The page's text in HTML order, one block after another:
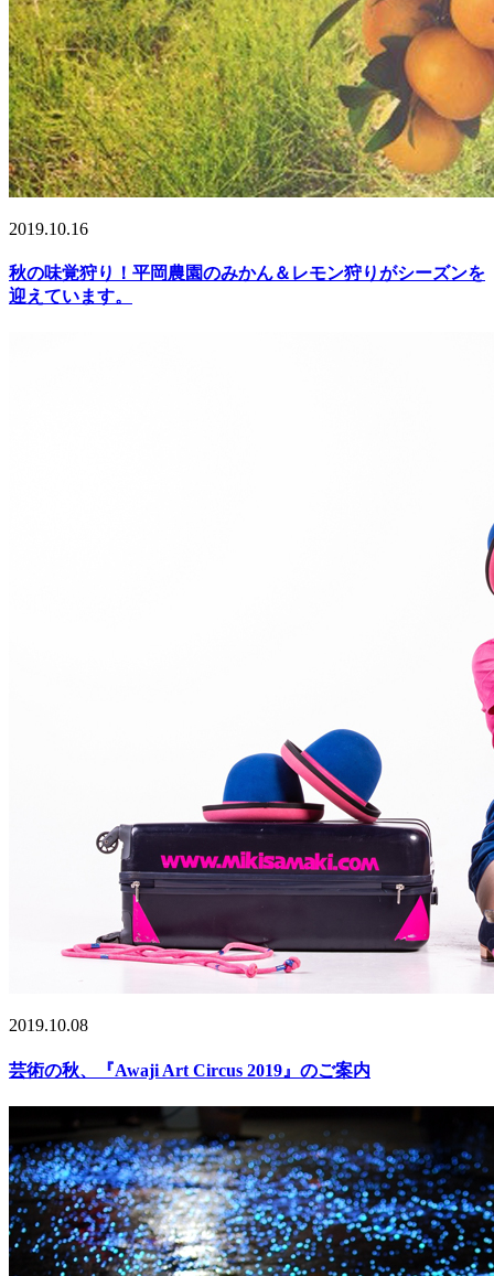
2019.10.16
秋の味覚狩り！平岡農園のみかん＆レモン狩りがシーズンを
迎えています。
2019.10.08
芸術の秋、『Awaji Art Circus 2019』のご案内